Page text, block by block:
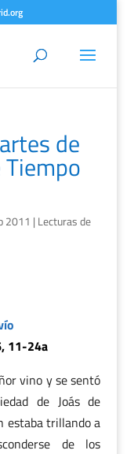
de
2011 | Lecturas de
11-24a
vino y se sentó
de Joás de
estaba trillando a
de los